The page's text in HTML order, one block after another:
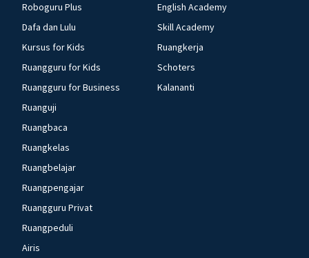
Roboguru Plus
Dafa dan Lulu
Kursus for Kids
Ruangguru for Kids
Ruangguru for Business
Ruanguji
Ruangbaca
Ruangkelas
Ruangbelajar
Ruangpengajar
Ruangguru Privat
Ruangpeduli
Airis
English Academy
Skill Academy
Ruangkerja
Schoters
Kalananti